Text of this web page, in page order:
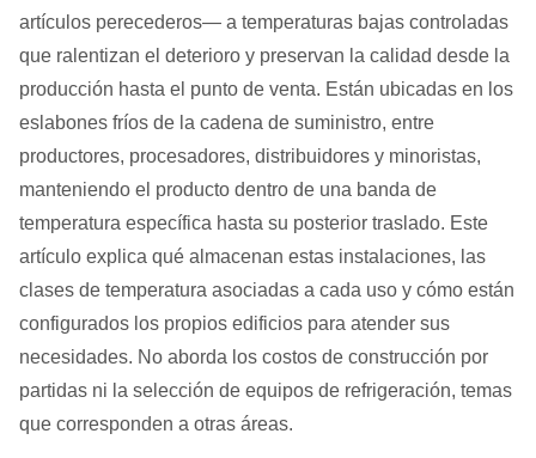
artículos perecederos— a temperaturas bajas controladas
que ralentizan el deterioro y preservan la calidad desde la
producción hasta el punto de venta. Están ubicadas en los
eslabones fríos de la cadena de suministro, entre
productores, procesadores, distribuidores y minoristas,
manteniendo el producto dentro de una banda de
temperatura específica hasta su posterior traslado. Este
artículo explica qué almacenan estas instalaciones, las
clases de temperatura asociadas a cada uso y cómo están
configurados los propios edificios para atender sus
necesidades. No aborda los costos de construcción por
partidas ni la selección de equipos de refrigeración, temas
que corresponden a otras áreas.